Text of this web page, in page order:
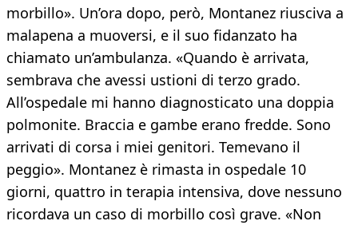
morbillo». Un’ora dopo, però, Montanez riusciva a
malapena a muoversi, e il suo fidanzato ha
chiamato un’ambulanza. «Quando è arrivata,
sembrava che avessi ustioni di terzo grado.
All’ospedale mi hanno diagnosticato una doppia
polmonite. Braccia e gambe erano fredde. Sono
arrivati di corsa i miei genitori. Temevano il
peggio». Montanez è rimasta in ospedale 10
giorni, quattro in terapia intensiva, dove nessuno
ricordava un caso di morbillo così grave. «Non